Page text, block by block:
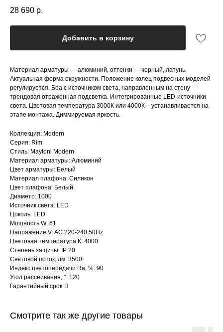
28 690 р.
Добавить в корзину
Материал арматуры — алюминий, оттенки — черный, латунь.
Актуальная форма окружности. Положение колец подвесных моделей
регулируется. Бра с источником света, направленным на стену —
трендовая отраженная подсветка. Интегрированные LED-источники
света. Цветовая температура 3000К или 4000К – устанавливается на
этапе монтажа. Диммируемая яркость.
Коллекция: Modern
Серия: Rim
Стиль: Maytoni Modern
Материал арматуры: Алюминий
Цвет арматуры: Белый
Материал плафона: Силикон
Цвет плафона: Белый
Диаметр: 1000
Источник света: LED
Цоколь: LED
Мощность W: 61
Напряжение V: AC 220-240 50Hz
Цветовая температура К: 4000
Степень защиты: IP 20
Световой поток, лм: 3500
Индекс цветопередачи Ra, %: 90
Угол рассеивания, °: 120
Гарантийный срок: 3
Смотрите так же другие товары